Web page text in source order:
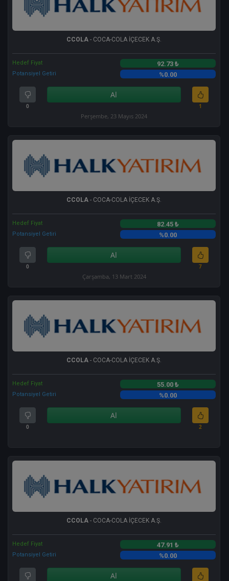
CCOLA - COCA-COLA İÇECEK A.Ş.
Hedef Fiyat 92.73 ₺
Potansiyel Getiri %0.00
0
Al
1
Perşembe, 23 Mayıs 2024
CCOLA - COCA-COLA İÇECEK A.Ş.
Hedef Fiyat 82.45 ₺
Potansiyel Getiri %0.00
0
Al
7
Çarşamba, 13 Mart 2024
CCOLA - COCA-COLA İÇECEK A.Ş.
Hedef Fiyat 55.00 ₺
Potansiyel Getiri %0.00
0
Al
2
CCOLA - COCA-COLA İÇECEK A.Ş.
Hedef Fiyat 47.91 ₺
Potansiyel Getiri %0.00
Al